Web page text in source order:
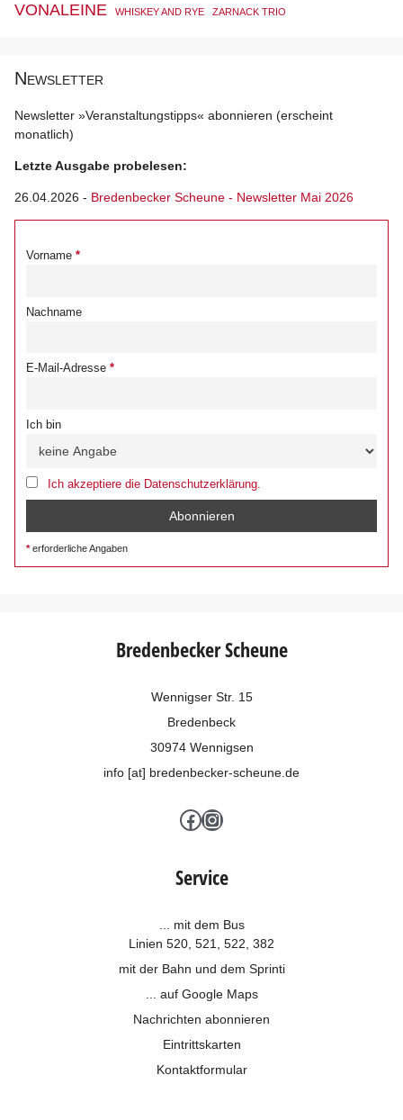
VONALEINE WHISKEY AND RYE ZARNACK TRIO
Newsletter
Newsletter »Veranstaltungstipps« abonnieren (erscheint
monatlich)
Letzte Ausgabe probelesen:
26.04.2026 - Bredenbecker Scheune - Newsletter Mai 2026
Vorname
Nachname
E-Mail-Adresse
Ich bin
Ich akzeptiere die Datenschutzerklärung.
erforderliche Angaben
Bredenbecker Scheune
Wennigser Str. 15
Bredenbeck
30974 Wennigsen
info [at] bredenbecker-scheune.de
Facebook
Instagram
Service
... mit dem Bus
Linien 520, 521, 522, 382
mit der Bahn und dem Sprinti
... auf Google Maps
Nachrichten abonnieren
Eintrittskarten
Kontaktformular